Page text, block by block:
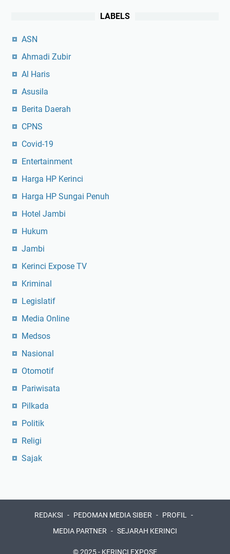
LABELS
ASN
Ahmadi Zubir
Al Haris
Asusila
Berita Daerah
CPNS
Covid-19
Entertainment
Harga HP Kerinci
Harga HP Sungai Penuh
Hotel Jambi
Hukum
Jambi
Kerinci Expose TV
Kriminal
Legislatif
Media Online
Medsos
Nasional
Otomotif
Pariwisata
Pilkada
Politik
Religi
Sajak
REDAKSI PEDOMAN MEDIA SIBER
PROFIL
MEDIA PARTNER
SEJARAH KERINCI
© 2025 - KERINCI EXPOSE